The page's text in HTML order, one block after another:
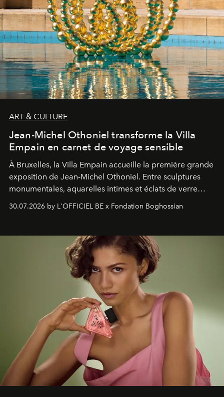
ART & CULTURE
Jean-Michel Othoniel transforme la Villa
Empain en carnet de voyage sensible
À Bruxelles, la Villa Empain accueille la première grande
exposition de Jean-Michel Othoniel. Entre sculptures
monumentales, aquarelles intimes et éclats de verre
soufflé, l’artiste français compose un itinéraire
émotionnel où chaque œuvre devient le souvenir
émerveillement.
30.07.2026 by L'OFFICIEL BE x Fondation Boghossian